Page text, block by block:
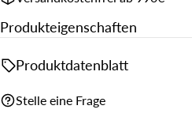
Produkteigenschaften
Produktdatenblatt
Stelle eine Frage